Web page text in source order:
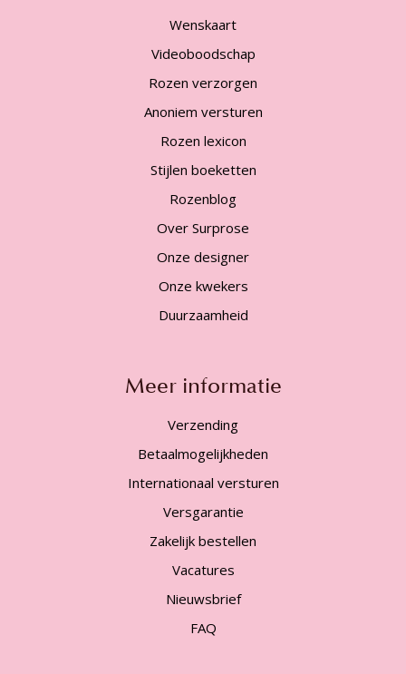
Wenskaart
Videoboodschap
Rozen verzorgen
Anoniem versturen
Rozen lexicon
Stijlen boeketten
Rozenblog
Over Surprose
Onze designer
Onze kwekers
Duurzaamheid
Meer informatie
Verzending
Betaalmogelijkheden
Internationaal versturen
Versgarantie
Zakelijk bestellen
Vacatures
Nieuwsbrief
FAQ